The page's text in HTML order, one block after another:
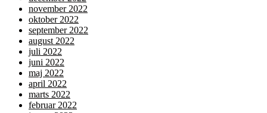
november 2022
oktober 2022
september 2022
august 2022
juli 2022
juni 2022
maj 2022
april 2022
marts 2022
februar 2022